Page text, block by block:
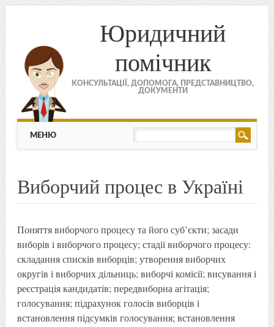
Юридичний
помічник
КОНСУЛЬТАЦІЇ, ДОПОМОГА, ПРЕДСТАВНИЦТВО,
ДОКУМЕНТИ
МЕНЮ
Skip to content
МЕНЮ
Виборчий процес в Україні
Поняття виборчого процесу та його суб’єкти; засади
виборів і виборчого процесу; стадії виборчого процесу:
складання списків виборців; утворення виборчих
округів і виборчих дільниць; виборчі комісії; висування і
реєстрація кандидатів; передвиборна агітація;
голосування; підрахунок голосів виборців і
встановлення підсумків голосування; встановлення